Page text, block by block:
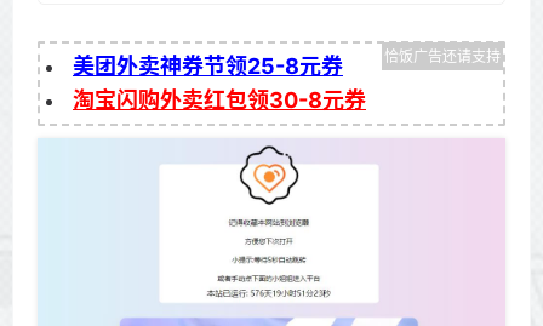
美团外卖神券节领25-8元券
淘宝闪购外卖红包领30-8元券